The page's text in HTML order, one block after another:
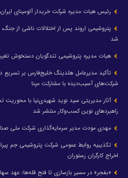
رئیس هیات مدیره شرکت خریدار آلومینای
شد
هیات مدیره پتروشیمی تندگویان دستخوش
تأکید مدیرعامل هلدینگ خلیج‌فارس بر تسریع
شرکت‌های آسیب‌دیده با مشارکت مپنا
آثار مدیریتی سید نوید شهیدی‌نیا با محوریت
راهبردهای نوین کسب‌وکار منتشر شد
مهدی مودت مدیر سرمایه‌گذاری شرکت ملی
تکذیبیه روابط عمومی شرکت پتروشیمی جم
اخراج کارگران رستوران
«بفجر» در مسیر بازسازی تا فتح قله‌ها؛ عهد